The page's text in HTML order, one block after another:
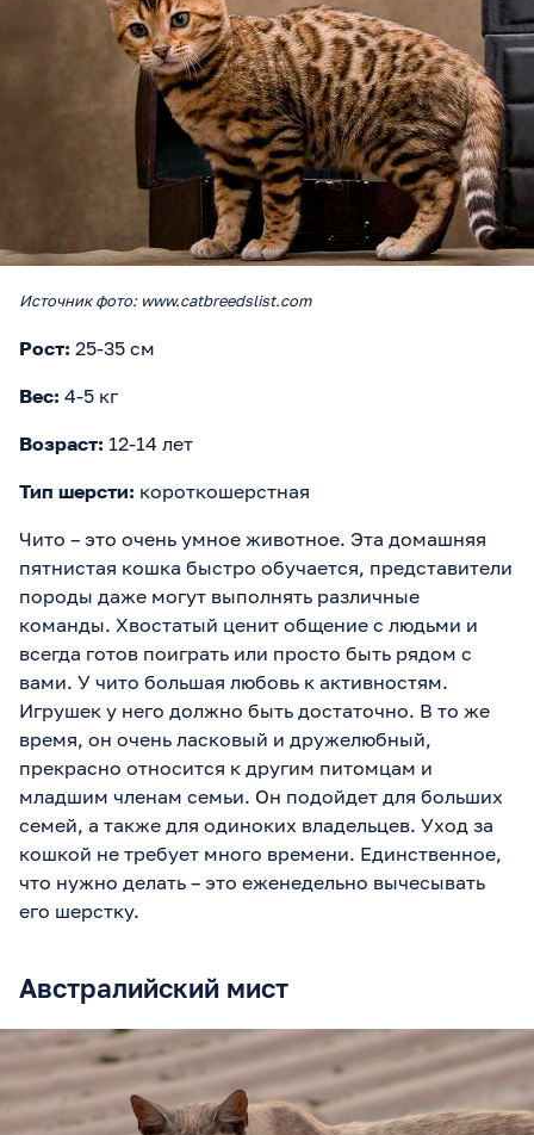
Источник фото: www.catbreedslist.com
Рост: 25-35 см
Вес: 4-5 кг
Возраст: 12-14 лет
Тип шерсти: короткошерстная
Чито – это очень умное животное. Эта домашняя
пятнистая кошка быстро обучается, представители
породы даже могут выполнять различные
команды. Хвостатый ценит общение с людьми и
всегда готов поиграть или просто быть рядом с
вами. У чито большая любовь к активностям.
Игрушек у него должно быть достаточно. В то же
время, он очень ласковый и дружелюбный,
прекрасно относится к другим питомцам и
младшим членам семьи. Он подойдет для больших
семей, а также для одиноких владельцев. Уход за
кошкой не требует много времени. Единственное,
что нужно делать – это еженедельно вычесывать
его шерстку.
Австралийский мист